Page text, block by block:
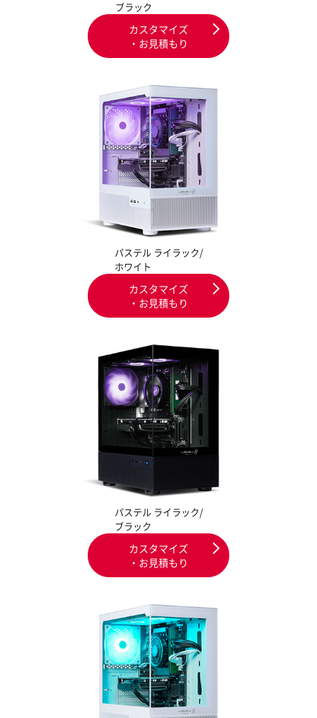
ブラック
カスタマイズ
・お見積もり
パステル ライラック/
ホワイト
カスタマイズ
・お見積もり
パステル ライラック/
ブラック
カスタマイズ
・お見積もり